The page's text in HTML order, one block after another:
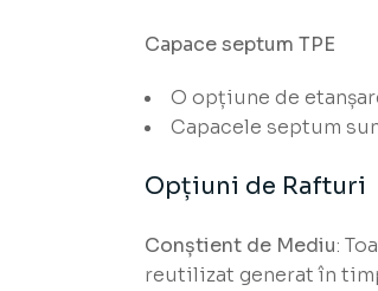
Capace septum TPE
O opțiune de
Capacele septum
Opțiuni de Rafturi
Conștient de Mediu:
reutilizat generat în